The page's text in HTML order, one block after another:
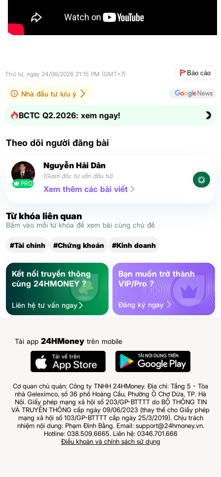
Thứ tư, ngày 24/06/2026 21:15 PM (GMT+7) Báo cáo
Nhà đầu tư lưu ý
BCTC Q2.2026: xem ngay!
Theo dõi người đăng bài
PRO
Nguyễn Hải Dân
(Giám đốc tư vấn đầu tư)
Xem thêm các bài viết
Từ khóa liên quan
Bấm vào mỗi từ khóa để xem bài cùng chủ đề
#Tài chính #Chứng khoán #Kinh doanh
Kết nối truyền thông
cùng 24HMONEY ?
Liên hệ tư vấn ngay
Bạn muốn trở thành
VIP/Pro ?
Đăng ký ngay
Tải app 24HMoney trên mobile
Cơ quan chủ quản: Công ty TNHH 24HMoney. Địa chỉ: Tầng 5 - Tòa
nhà Geleximco, số 36 phố Hoàng Cầu, Phường Ô Chợ Dừa, TP. Hà
Nội. Giấy phép mạng xã hội số 203/GP-BTTTT do BỘ THÔNG TIN
VÀ TRUYỀN THÔNG cấp ngày 09/06/2023 (thay thế cho Giấy phép
mạng xã hội số 103/GP-BTTTT cấp ngày 25/3/2019). Chịu trách
nhiệm nội dung: Phạm Đình Bằng. Email: support@24hmoney.vn.
Hotline: 038.509.6665. Liên hệ: 0346.701.666
Điều khoản và chính sách sử dụng